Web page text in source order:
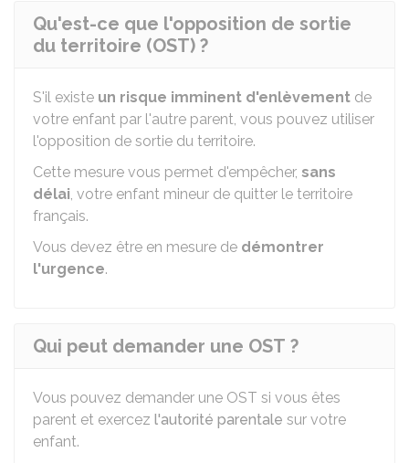
Qu'est-ce que l'opposition de sortie
du territoire (OST) ?
S'il existe un risque imminent d'enlèvement de
votre enfant par l'autre parent, vous pouvez utiliser
l'opposition de sortie du territoire.
Cette mesure vous permet d'empêcher, sans
délai, votre enfant mineur de quitter le territoire
français.
Vous devez être en mesure de démontrer
l'urgence.
Qui peut demander une OST ?
Vous pouvez demander une OST si vous êtes
parent et exercez l'autorité parentale sur votre
enfant.